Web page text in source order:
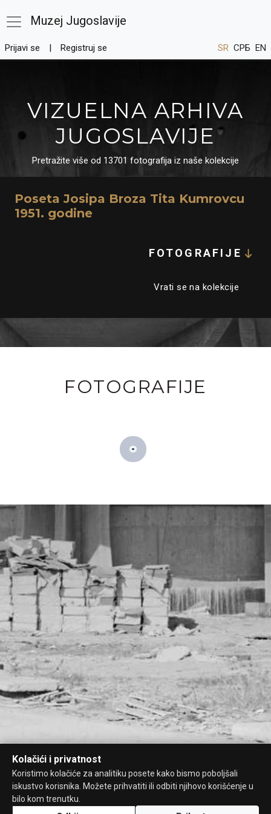
Muzej Jugoslavije
Prijavi se Registruj se SR СРБ EN
VIZUELNA ARHIVA
JUGOSLAVIJE
Pretražite više od 13701 fotografija iz naše kolekcije
Poseta Josipa Broza Tita Kumrovcu
1951. godine
FOTOGRAFIJE
Vrati se na kolekcije
FOTOGRAFIJE
Kolačići i privatnost
Koristimo kolačiće za analitiku posete kako bismo poboljšali
iskustvo korisnika. Možete prihvatiti ili odbiti njihovo korišćenje u
bilo kom trenutku.